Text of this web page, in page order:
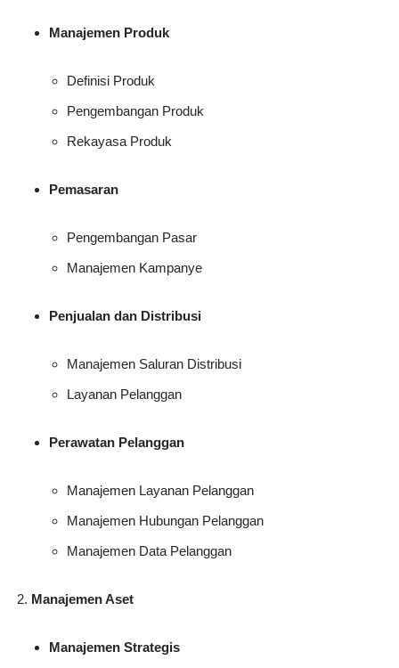
Manajemen Produk
Definisi Produk
Pengembangan Produk
Rekayasa Produk
Pemasaran
Pengembangan Pasar
Manajemen Kampanye
Penjualan dan Distribusi
Manajemen Saluran Distribusi
Layanan Pelanggan
Perawatan Pelanggan
Manajemen Layanan Pelanggan
Manajemen Hubungan Pelanggan
Manajemen Data Pelanggan
Manajemen Aset
Manajemen Strategis